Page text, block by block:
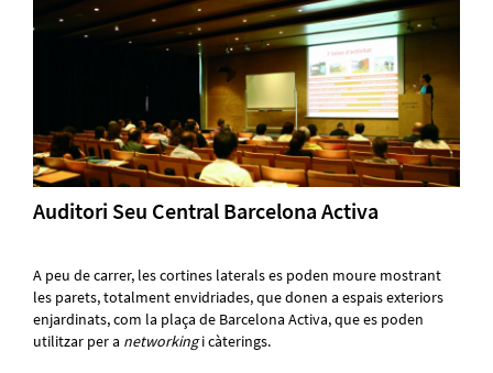
Auditori Seu Central Barcelona Activa
A peu de carrer, les cortines laterals es poden moure mostrant
les parets, totalment envidriades, que donen a espais exteriors
enjardinats, com la plaça de Barcelona Activa, que es poden
utilitzar per a networkingi càterings.